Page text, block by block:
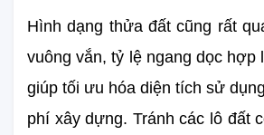
Hình dạng thửa đất cũng rất
vuông vắn, tỷ lệ ngang dọc hợp
giúp tối ưu hóa diện tích sử
phí xây dựng. Tránh các lô đất